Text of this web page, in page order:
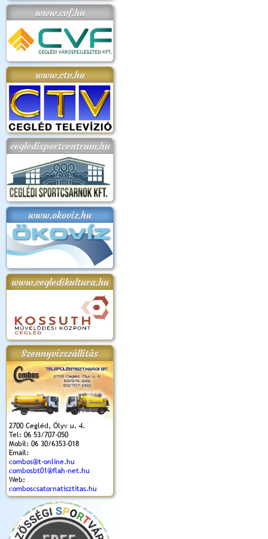
www.cvf.hu
www.ctv.hu
cegledisportcentrum.hu
www.okoviz.hu
www.cegledikultura.hu
Szennyvízszállítás
2700 Cegléd, Ölyv u. 4.
Tel: 06 53/707-050
Mobil: 06 30/6353-018
Email:
combos@t-online.hu
combosbt01@flah-net.hu
Web:
comboscsatornatisztitas.hu
2018.
Kossuth Toborzó
Ünnepély
Szent István Ünnepe
(2017. 08. 20.)